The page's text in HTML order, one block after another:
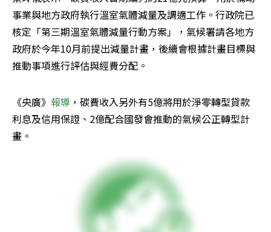
事業與地方政府執行溫室氣體減量及調適工作。行政院已
核定「第三期溫室氣體減量行動方案」，氣候署請各地方
政府於今年10月前提出減量計畫，後續會根據計畫目標與
推動事項進行評估與經費分配。
《央廣》 報導 ，碳費收入另外有5億將用於淨零轉型貸款
利息及信用保證、2億配合國發會推動的氣候公正轉型計
畫。